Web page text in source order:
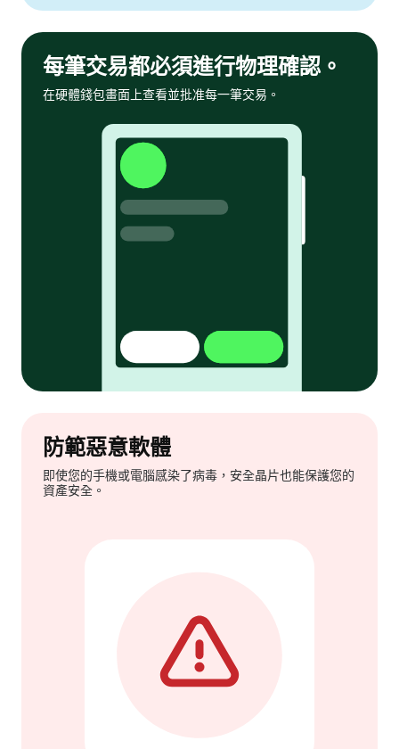
每筆交易都必須進行物理確認。
在硬體錢包畫面上查看並批准每一筆交易。
防範惡意軟體
即使您的手機或電腦感染了病毒，安全晶片也能保護您的
資產安全。